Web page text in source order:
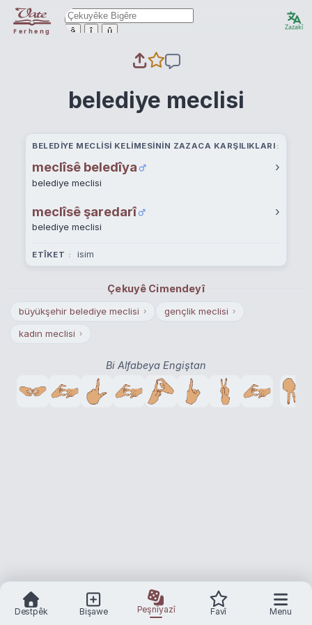
Ferheng ê î û Zazakî
belediye meclisi
BELEDIYE MECLISI KELIMESININ ZAZACA KARŞILIKLARI
meclîsê beledîya ›
belediye meclisi
meclîsê şaredarî ›
belediye meclisi
ETÎKET isim
Çekuyê Cimendeyî
büyükşehir belediye meclisi › gençlik meclisi ›
kadın meclisi ›
Bi Alfabeya Engiştan
Destpêk Bişawe Peşnîyazî Favî Menu